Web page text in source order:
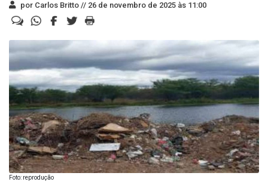
por Carlos Britto // 26 de novembro de 2025 às 11:00
Foto: reprodução